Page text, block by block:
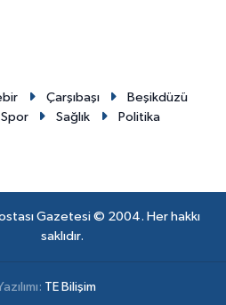
Çarşıbaşı
Beşikdüzü
Spor Sağlık
Politika
Gazetesi © 2004. Her hakkı
saklıdır.
TE Bilişim